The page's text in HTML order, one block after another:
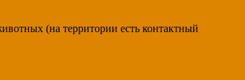
(на территории есть контактный